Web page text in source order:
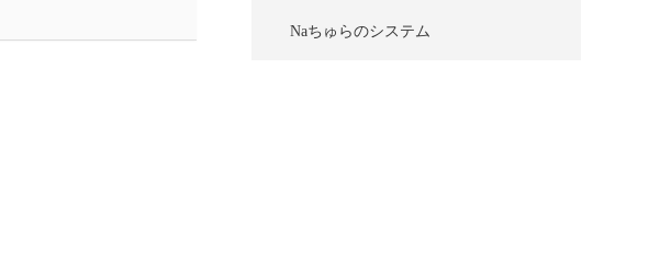
Naちゅらのシステム